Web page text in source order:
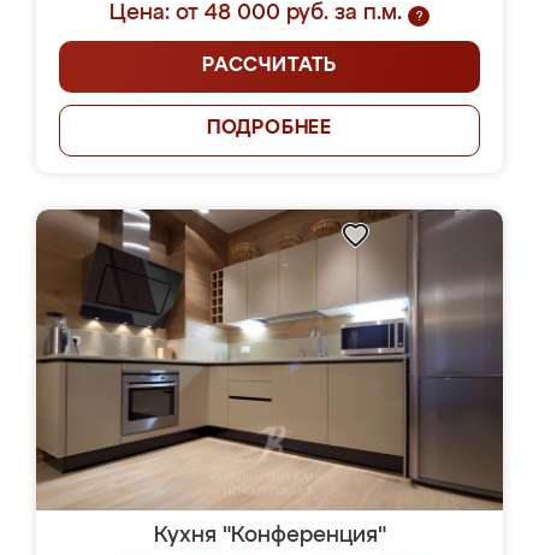
Цена: от 48 000 руб. за п.м.
?
РАССЧИТАТЬ
ПОДРОБНЕЕ
Кухня "Конференция"